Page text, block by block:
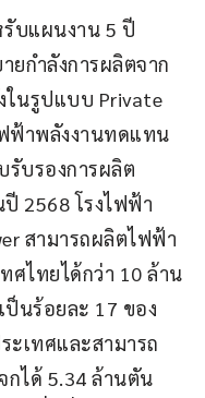
บแผนงาน 5 ปี
ยกำลังการผลิตจาก
ในรูปแบบ Private
ฟฟ้าพลังงานทดแทน
รับรองการผลิต
2568 โรงไฟฟ้า
สามารถผลิตไฟฟ้า
ศไทยได้กว่า 10 ล้าน
ป็นร้อยละ 17 ของ
เทศและสามารถ
กได้ 5.34 ล้านตัน